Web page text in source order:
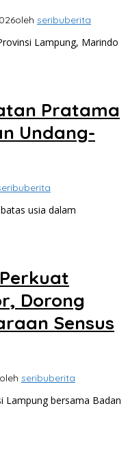
oleh seribuberita
Lampung, Marindo
Pratama
Undang-
usia dalam
Dorong
Sensus
oleh seribuberita
Lampung bersama Badan